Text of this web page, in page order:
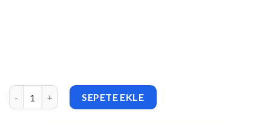
CETUS – Creative Portfolio Elementor Template Kit adet
SEPETE EKLE